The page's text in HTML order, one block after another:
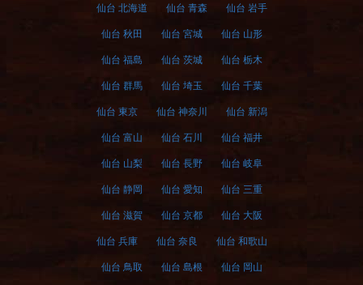
仙台 北海道 仙台 青森 仙台 岩手
仙台 秋田 仙台 宮城 仙台 山形
仙台 福島 仙台 茨城 仙台 栃木
仙台 群馬 仙台 埼玉 仙台 千葉
仙台 東京 仙台 神奈川 仙台 新潟
仙台 富山 仙台 石川 仙台 福井
仙台 山梨 仙台 長野 仙台 岐阜
仙台 静岡 仙台 愛知 仙台 三重
仙台 滋賀 仙台 京都 仙台 大阪
仙台 兵庫 仙台 奈良 仙台 和歌山
仙台 鳥取 仙台 島根 仙台 岡山